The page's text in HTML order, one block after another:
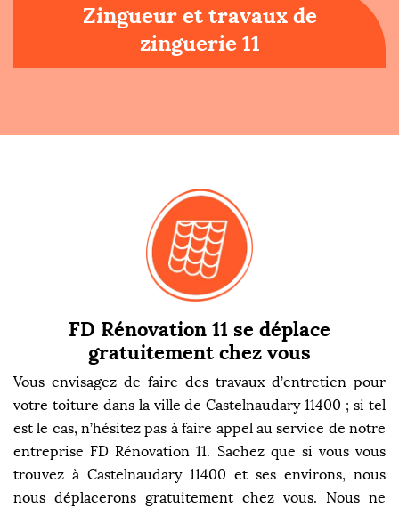
Zingueur et travaux de
zinguerie 11
FD Rénovation 11 se déplace
gratuitement chez vous
Vous envisagez de faire des travaux d’entretien pour
votre toiture dans la ville de Castelnaudary 11400 ; si tel
est le cas, n’hésitez pas à faire appel au service de notre
entreprise FD Rénovation 11. Sachez que si vous vous
trouvez à Castelnaudary 11400 et ses environs, nous
nous déplacerons gratuitement chez vous. Nous ne